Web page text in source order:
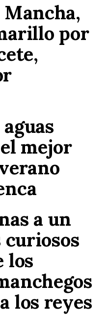
por
mejor
a un
los
los reyes